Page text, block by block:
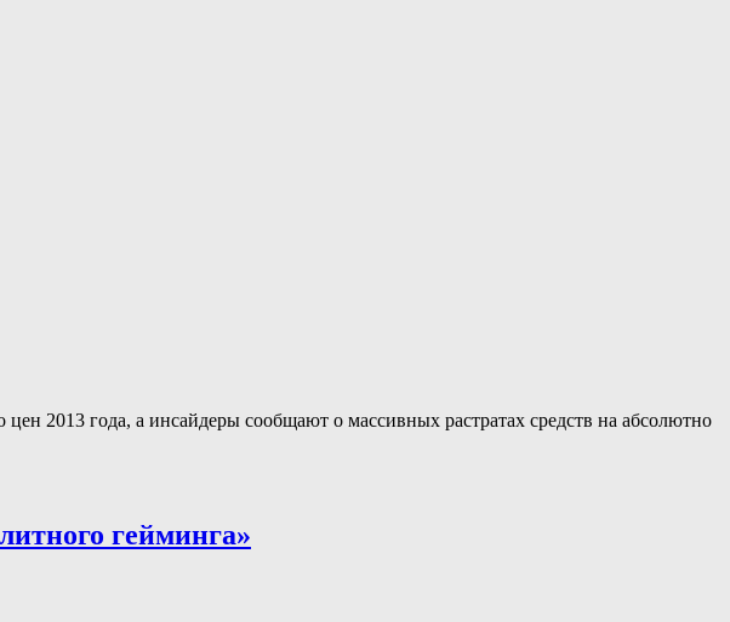
2013 года, а инсайдеры сообщают о массивных растратах средств на абсолютно
гейминга»